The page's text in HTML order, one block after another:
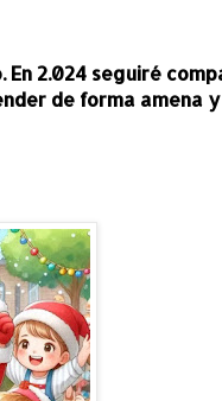
2.024 seguiré
de forma amena